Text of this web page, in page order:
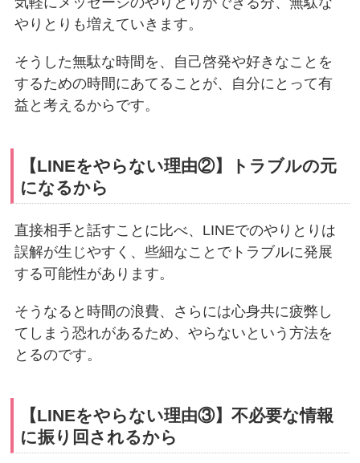
やりとりも増えていきます。
そうした無駄な時間を、自己啓発や好きなことを
するための時間にあてることが、自分にとって有
益と考えるからです。
【LINEをやらない理由②】トラブルの元
になるから
直接相手と話すことに比べ、LINEでのやりとりは
誤解が生じやすく、些細なことでトラブルに発展
する可能性があります。
そうなると時間の浪費、さらには心身共に疲弊し
てしまう恐れがあるため、やらないという方法を
とるのです。
【LINEをやらない理由③】不必要な情報
に振り回されるから